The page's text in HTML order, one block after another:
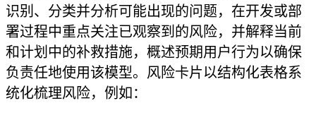
识别、分类并分析可能出现的问题，在开发或部
署过程中重点关注已观察到的风险，并解释当前
和计划中的补救措施，概述预期用户行为以确保
负责任地使用该模型。风险卡片以结构化表格系
统化梳理风险，例如：